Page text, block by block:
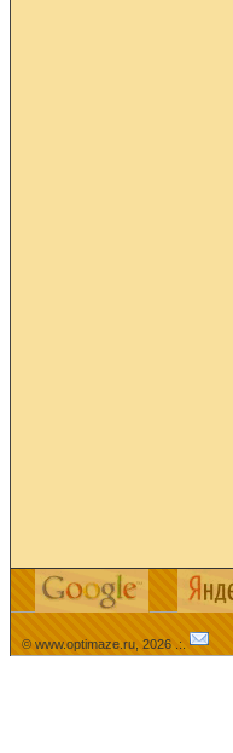
© www.optimaze.ru, 2026 .:.